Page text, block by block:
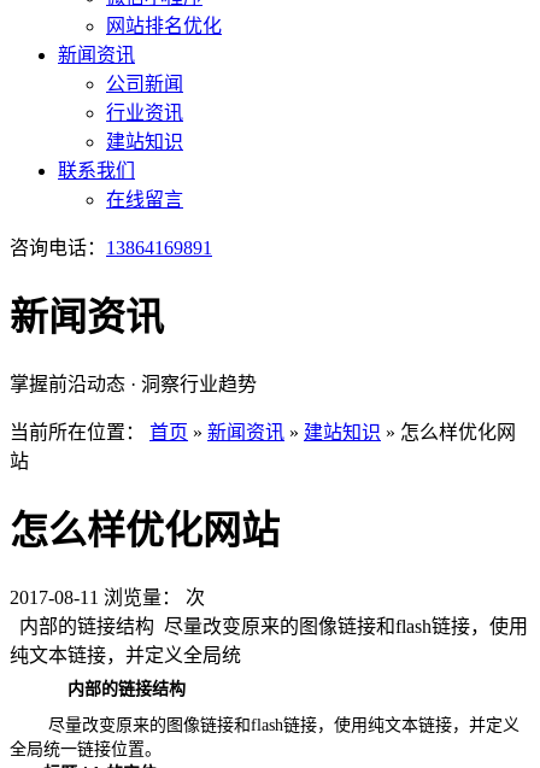
网站排名优化
新闻资讯
公司新闻
行业资讯
建站知识
联系我们
在线留言
咨询电话： 13864169891
新闻资讯
掌握前沿动态 · 洞察行业趋势
当前所在位置： 首页 » 新闻资讯 » 建站知识 » 怎么样优化网
站
怎么样优化网站
2017-08-11 浏览量：
次
内部的链接结构 尽量改变原来的图像链接和flash链接，使用
纯文本链接，并定义全局统
内部的链接结构
尽量改变原来的图像链接和flash链接，使用纯文本链接，并定义
全局统一链接位置。